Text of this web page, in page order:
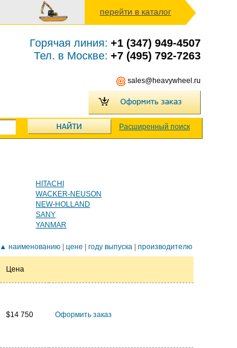
перейти в каталог
Горячая линия: +1 (347) 949-4507
Тел. в Москве: +7 (495) 792-7263
sales@heavywheel.ru
Расширенный поиск
HITACHI
WACKER-NEUSON
NEW-HOLLAND
SANY
YANMAR
▲ наименованию |цене |году выпуска |производителю
Цена
$14 750 Оформить заказ